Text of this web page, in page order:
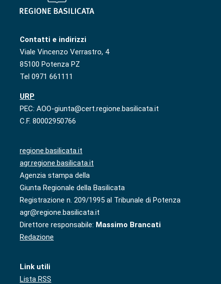
Contatti e indirizzi
Viale Vincenzo Verrastro, 4
85100 Potenza PZ
Tel 0971 661111
URP
PEC: AOO-giunta@cert.regione.basilicata.it
C.F. 80002950766
regione.basilicata.it
agr.regione.basilicata.it
Agenzia stampa della
Giunta Regionale della Basilicata
Registrazione n. 209/1995 al Tribunale di Potenza
agr@regione.basilicata.it
Direttore responsabile: Massimo Brancati
Redazione
Link utili
Lista RSS